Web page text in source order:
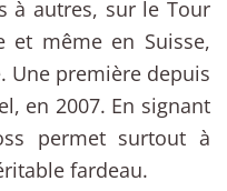
à autres, sur le Tour
et même en Suisse,
Une première depuis
en 2007. En signant
permet surtout à
fardeau.